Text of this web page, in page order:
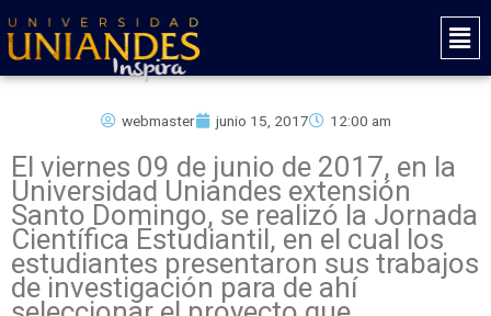
al
contenido
Main
webmaster junio 15, 2017 12:00 am
El viernes 09 de junio de 2017, en la
Universidad Uniandes extensión
Santo Domingo, se realizó la Jornada
Científica Estudiantil, en el cual los
estudiantes presentaron sus trabajos
de investigación para de ahí